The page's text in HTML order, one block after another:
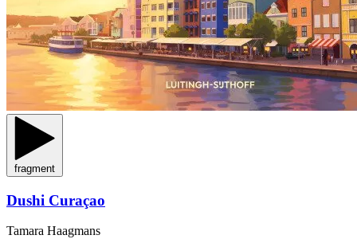
fragment
Dushi Curaçao
Tamara Haagmans